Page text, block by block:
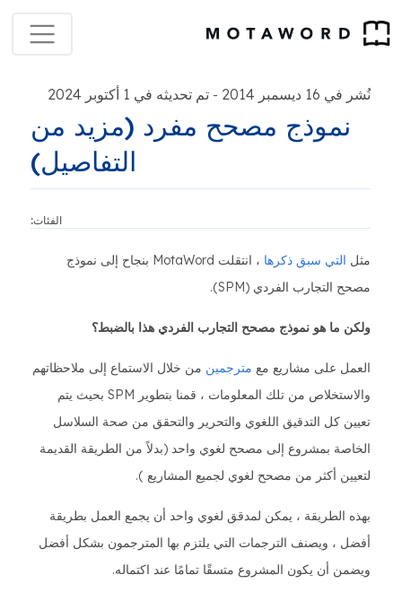
نُشر في 16 ديسمبر 2014 - تم تحديثه في 1 أكتوبر 2024
نموذج مصحح مفرد (مزيد من
التفاصيل)
الفئات:
مثل التي سبق ذكرها
، انتقلت MotaWord بنجاح إلى نموذج
مصحح التجارب الفردي (SPM).
ولكن ما هو نموذج مصحح التجارب الفردي هذا بالضبط؟
العمل على مشاريع معمترجمين من خلال الاستماع إلى ملاحظاتهم
والاستخلاص من تلك المعلومات ، قمنا بتطوير SPM بحيث يتم
تعيين كل التدقيق اللغوي والتحرير والتحقق من صحة السلاسل
الخاصة بمشروع إلى مصحح لغوي واحد (بدلاً من الطريقة القديمة
لتعيين أكثر من مصحح لغوي لجميع المشاريع ).
بهذه الطريقة ، يمكن لمدقق لغوي واحد أن يجمع العمل بطريقة
أفضل ، ويصنف الترجمات التي يلتزم بها المترجمون بشكل أفضل
ويضمن أن يكون المشروع متسقًا تمامًا عند اكتماله.